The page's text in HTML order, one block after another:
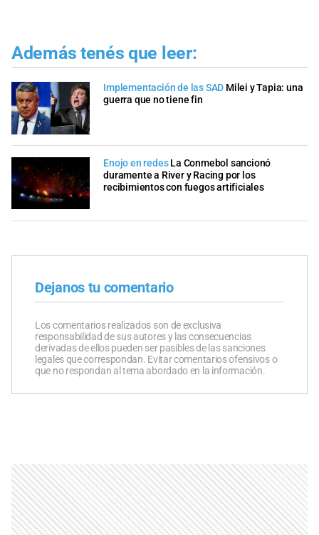
Además tenés que leer:
Implementación de las SAD Milei y Tapia: una
guerra que no tiene fin
Enojo en redes La Conmebol sancionó
duramente a River y Racing por los
recibimientos con fuegos artificiales
Dejanos tu comentario
Los comentarios realizados son de exclusiva
responsabilidad de sus autores y las consecuencias
derivadas de ellos pueden ser pasibles de las sanciones
legales que correspondan. Evitar comentarios ofensivos o
que no respondan al tema abordado en la información.